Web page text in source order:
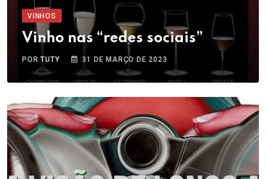
VINHOS
Vinho nas “redes sociais”
PORTUTY 31 DE MARÇO DE 2023